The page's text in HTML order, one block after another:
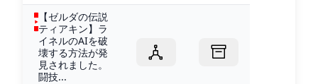
【ゼルダの伝説
ティアキン】ラ
イネルのAIを破
壊する方法が発
見されました。
闘技...